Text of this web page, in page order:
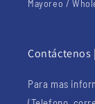
Mayoreo /
Contáctenos
Para mas